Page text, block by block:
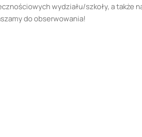
wydziału/szkoły, a także
do obserwowania!